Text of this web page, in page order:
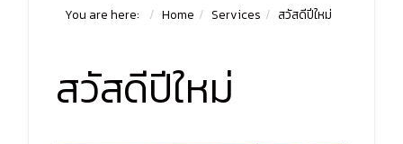
You are here: Home Services สวัสดีปีใหม่
สวัสดีปีใหม่